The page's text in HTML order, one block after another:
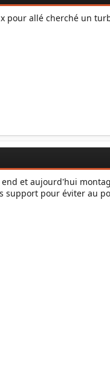
pour allé cherché un
end et aujourd'hui
support pour éviter au